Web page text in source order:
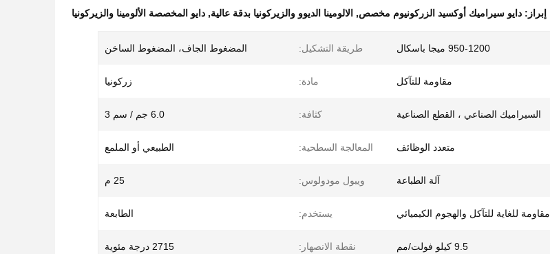
إبراز: دايو سيراميك أوكسيد الزركونيوم مخصص, الالومينا الديوو والزيركونيا بدقة عالية, دايو المخصصة الألومينا والزيركونيا
950-1200 ميجا باسكال طريقة التشكيل: المضغوط الجاف، المضغوط الساخن
مقاومة للتآكل مادة: زركونيا
السيراميك الصناعي ، القطع الصناعية كثافة: 6.0 جم / سم 3
متعدد الوظائف المعالجة السطحية: الطبيعي أو الملمع
آلة الطباعة ويبول مودولوس: 25 م
مقاومة للغاية للتآكل والهجوم الكيميائي يستخدم: الطابعة
9.5 كيلو فولت/مم نقطة الانصهار: 2715 درجة مئوية